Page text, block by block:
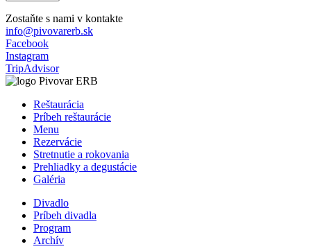
Zostaňte s nami v kontakte
info@pivovarerb.sk
Facebook
Instagram
TripAdvisor
Reštaurácia
Príbeh reštaurácie
Menu
Rezervácie
Stretnutie a rokovania
Prehliadky a degustácie
Galéria
Divadlo
Príbeh divadla
Program
Archív